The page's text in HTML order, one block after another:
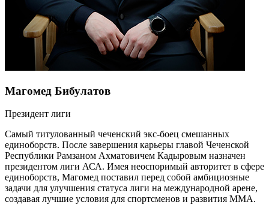
Магомед Бибулатов
Президент лиги
Самый титулованный чеченский экс-боец смешанных
единоборств. После завершения карьеры главой Чеченской
Республики Рамзаном Ахматовичем Кадыровым назначен
президентом лиги АСА. Имея неоспоримый авторитет в сфере
единоборств, Магомед поставил перед собой амбициозные
задачи для улучшения статуса лиги на международной арене,
создавая лучшие условия для спортсменов и развития ММА.